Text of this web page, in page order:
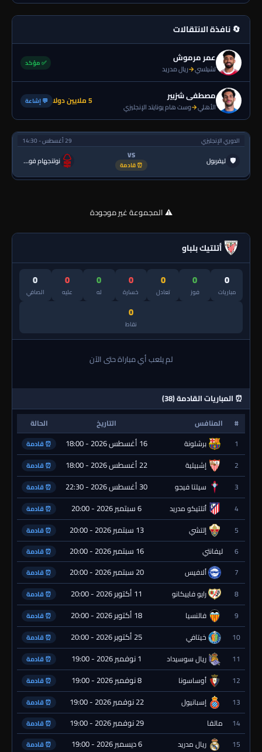
🔄 نافذة الانتقالات
عمر مرموش
تشيلسي→ريال مدريد
✅ مؤكد
مصطفى شزبير
الأهلي→وست هام يونايتد الإنجليزي 5 ملايين دولا 💬 إشاعة
الدوري الإنجليزي 29 أغسطس - 14:30
🛡 ليفربول VS
⏰ قادمة نوتنجهام فورست
⚠️ المجموعة غير موجودة
أتلتيك بلباو
0
مباريات
0
فوز
0
تعادل
0
خسارة
0
له
0
عليه
0
الصافي
0
نقاط
لم يلعب أي مباراة حتى الآن
⏰ المباريات القادمة (38)
# المنافس التاريخ
الحالة
1
برشلونة 16 أغسطس 2026 - 18:00 ⏰ قادمة
2 إشبيلية 22 أغسطس 2026 - 18:00 ⏰ قادمة
3 سيلتا فيجو 30 أغسطس 2026 - 22:30 ⏰ قادمة
4 أتلتيكو مدريد 6 سبتمبر 2026 - 20:00 ⏰ قادمة
5 إلتشي 13 سبتمبر 2026 - 20:00 ⏰ قادمة
6 ليفانتي 16 سبتمبر 2026 - 20:00 ⏰ قادمة
7 ألافيس 20 سبتمبر 2026 - 20:00 ⏰ قادمة
8 رايو فاييكانو 11 أكتوبر 2026 - 20:00 ⏰ قادمة
9 فالنسيا 18 أكتوبر 2026 - 20:00 ⏰ قادمة
10 خيتافي 25 أكتوبر 2026 - 20:00 ⏰ قادمة
11 ريال سوسيداد 1 نوفمبر 2026 - 19:00 ⏰ قادمة
12 أوساسونا 8 نوفمبر 2026 - 19:00 ⏰ قادمة
13 إسبانيول 22 نوفمبر 2026 - 19:00 ⏰ قادمة
14 مالقا 29 نوفمبر 2026 - 19:00 ⏰ قادمة
15 ريال مدريد 6 ديسمبر 2026 - 19:00 ⏰ قادمة